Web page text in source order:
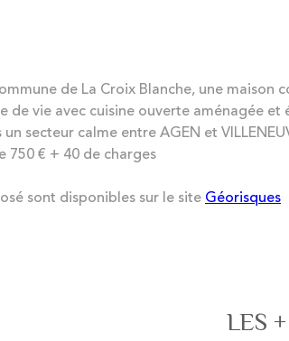
de La Croix Blanche, une maison
de vie avec cuisine ouverte aménagée
secteur calme entre AGEN et
750 € + 40 de charges
sont disponibles sur le site Géorisques
LES